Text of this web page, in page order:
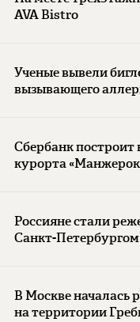
AVA Bistro
Ученые вывели
вызывающего
Сбербанк построит
курорта
Россияне стали
Санкт-Петербургом
В Москве началась
на территории